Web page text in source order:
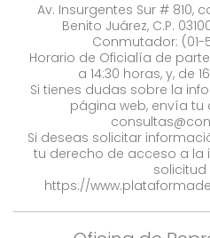
Av. Insurgentes Sur # 810,
Benito Juárez, C.P.
Conmutador: (01-
Horario de Oficialía de
a 14:30 horas, y, de
Si tienes dudas sobre la
página web, envía tu
Si deseas solicitar
tu derecho de acceso a la
https://